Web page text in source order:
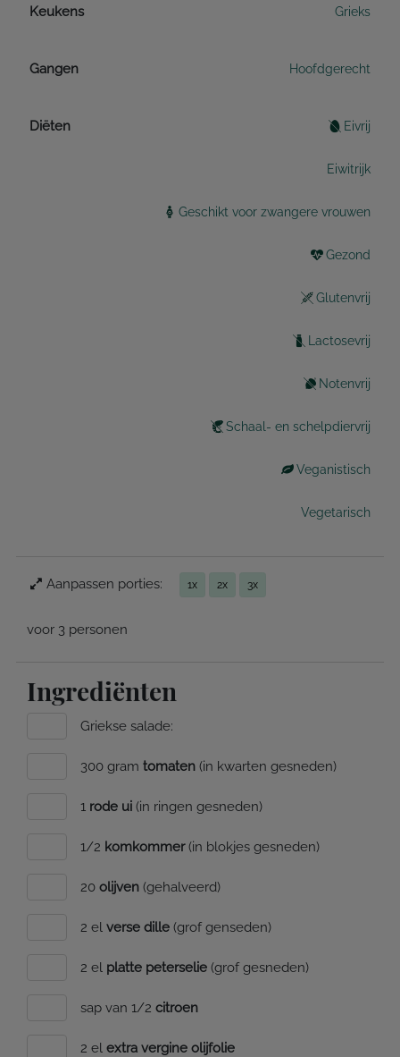
Keukens Grieks
Gangen Hoofdgerecht
Diëten Eivrij
Eiwitrijk
Geschikt voor zwangere vrouwen
Gezond
Glutenvrij
Lactosevrij
Notenvrij
Schaal- en schelpdiervrij
Veganistisch
Vegetarisch
Aanpassen porties: 1x 2x 3x
voor 3 personen
Ingrediënten
Griekse salade:
300 gram tomaten (in kwarten gesneden)
1 rode ui (in ringen gesneden)
1/2 komkommer(in blokjes gesneden)
20 olijven (gehalveerd)
2 el verse dille (grof genseden)
2 el platte peterselie (grof gesneden)
sap van 1/2 citroen
2 el extra vergine olijfolie